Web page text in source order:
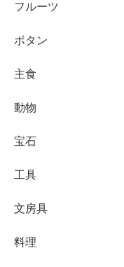
フルーツ
ボタン
主食
動物
宝石
工具
文房具
料理